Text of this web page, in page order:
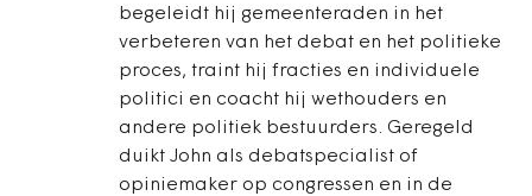
begeleidt hij gemeenteraden in het
verbeteren van het debat en het politieke
proces, traint hij fracties en individuele
politici en coacht hij wethouders en
andere politiek bestuurders. Geregeld
duikt John als debatspecialist of
opiniemaker op congressen en in de